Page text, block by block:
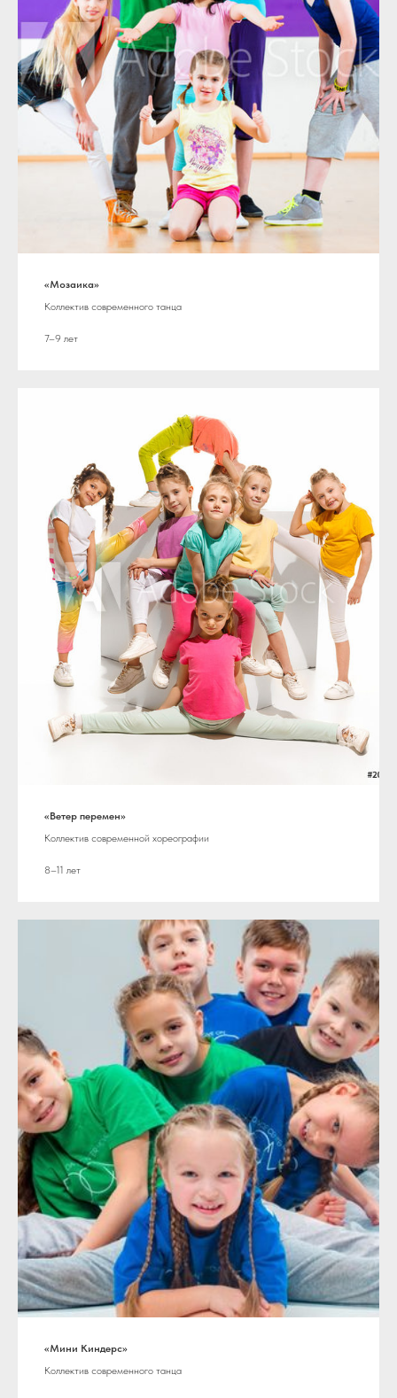
«Мозаика»
Коллектив современного танца
7–9 лет
«Ветер перемен»
Коллектив современной хореографии
8–11 лет
«Мини Киндерс»
Коллектив современного танца